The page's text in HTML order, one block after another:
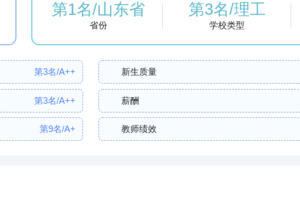
茄项目获中国技术市场金桥奖。学校始终坚持质量立校，不断深化教育教学改革，建立
程并取得突出成绩。近年来，立项省级教学改革研究项目68项，获得省级教学成果奖14
个，省级本科优势特色专业5个，省级一流本科课程13门，省级课程思政示范课程2门，
范中心2个，省级示范性实习实训基地、创业实习基地4个，设施园艺创新教学团队入选
组织。近五年，获全国青年教师教学比赛奖项1项，全省教师教学比赛奖项44项，全省
国、全省大学生各类学科竞赛和体育竞赛中获国家级、省部级表彰、奖励2700余项。以
为指导，围绕建设适应地方经济社会发展需要，以质量著称的应用型特色名校办学定位
行”校训，坚持“规矩兜底，科教融汇，激励护体，内涵发展”基本思路，紧扣“申硕、做强
创特色、谋发展、做服务，求真务实，开拓进取，为全力建设应用型品质本科高校而努
第1名/山东省
省份
第3名/理工
学校类型
第3名/A++ 新生质量
第3名/A++ 薪酬
第9名/A+ 教师绩效